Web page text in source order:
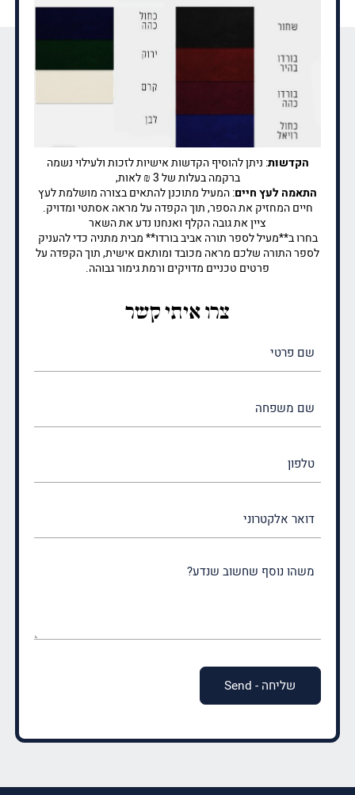
הקדשות: ניתן להוסיף הקדשות אישיות לזכות ולעילוי נשמה
ברקמה בעלות של 3 ₪ לאות,
התאמה לעץ חיים: המעיל מתוכנן להתאים בצורה מושלמת לעץ
חיים המחזיק את הספר, תוך הקפדה על מראה אסתטי ומדויק.
ציין את גובה הקלף ואנחנו נדע את השאר
בחרו ב**מעיל לספר תורה אביב בורדו** מבית מתניה כדי להעניק
לספר התורה שלכם מראה מכובד ומותאם אישית, תוך הקפדה על
פרטים טכניים מדויקים ורמת גימור גבוהה.
צרו איתי קשר
(חובה)
(חובה)